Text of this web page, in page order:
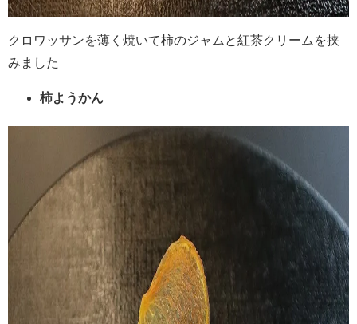
クロワッサンを薄く焼いて柿のジャムと紅茶クリームを挟
みました
柿ようかん